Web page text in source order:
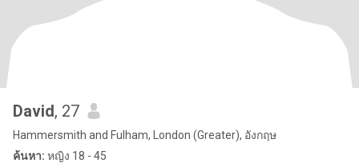
David, 27
Hammersmith and Fulham, London (Greater), อังกฤษ
ค้นหา: หญิง 18 - 45